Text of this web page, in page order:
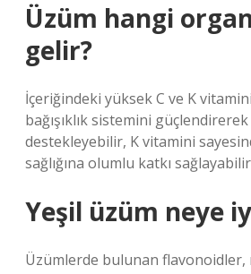
Üzüm hangi
gelir?
İçeriğindeki yüksek C ve K
bağışıklık sistemini güçlendirerek
destekleyebilir, K vitamini
sağlığına olumlu katkı
Yeşil üzüm neye
Üzümlerde bulunan flavonoidler,